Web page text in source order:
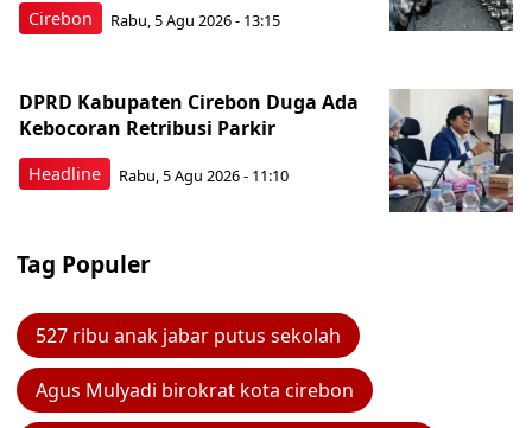
Cirebon Rabu, 5 Agu 2026 - 13:15
Headline
DPRD Kabupaten Cirebon Duga Ada
Kebocoran Retribusi Parkir
Rabu, 5 Agu 2026 - 11:10
Tag Populer
527 ribu anak jabar putus sekolah
Agus Mulyadi birokrat kota cirebon